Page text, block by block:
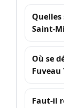
Quelles
Saint-
Où se
Fuveau
Faut-il